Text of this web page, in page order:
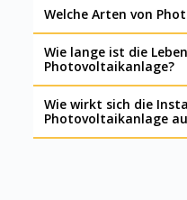
Welche Arten von
Wie lange ist die
Photovoltaikanlage?
Wie wirkt sich die
Photovoltaikanlage